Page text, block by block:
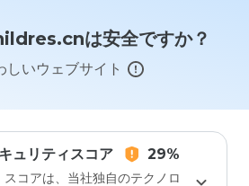
は安全ですか？
しいウェブサイト
ュリティスコア 29%
スコアは、当社独自のテクノロ